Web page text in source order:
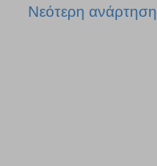
Νεότερη ανάρτηση